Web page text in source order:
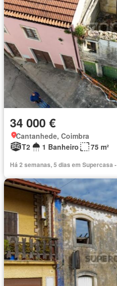
34 000 €
Cantanhede, Coimbra
T2
1 Banheiro 75 m²
Há 2 semanas, 5 dias em Supercasa